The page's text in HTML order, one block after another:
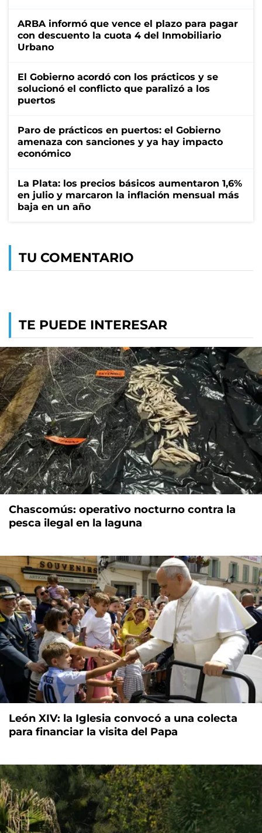
ARBA informó que vence el plazo para pagar
con descuento la cuota 4 del Inmobiliario
Urbano
El Gobierno acordó con los prácticos y se
solucionó el conflicto que paralizó a los
puertos
Paro de prácticos en puertos: el Gobierno
amenaza con sanciones y ya hay impacto
económico
La Plata: los precios básicos aumentaron 1,6%
en julio y marcaron la inflación mensual más
baja en un año
TU COMENTARIO
TE PUEDE INTERESAR
Chascomús: operativo nocturno contra la
pesca ilegal en la laguna
León XIV: la Iglesia convocó a una colecta
para financiar la visita del Papa